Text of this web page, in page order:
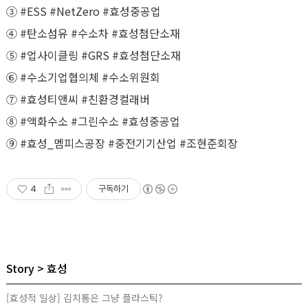
③ #ESS #NetZero #효성중공업
④ #탄소섬유 #수소차 #효성첨단소재
⑤ #업사이클링 #GRS #효성첨단소재
⑥ #수소기업협의체 #수소위원회
⑦ #효성티앤씨 #친환경컬래버
⑧ #액화수소 #그린수소 #효성중공업
⑨ #효성_멤피스공장 #중전기기산업 #조현준회장
4 구독하기
Story 효성
[효성적 일상] 김치통은 그냥 플라스틱?